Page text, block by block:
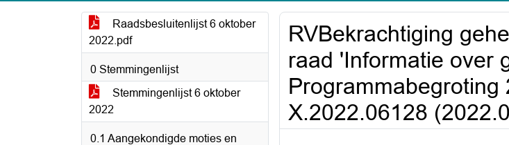
Raadsbesluitenlijst 6 oktober
2022.pdf
0 Stemmingenlijst
Stemmingenlijst 6 oktober
2022
0.1 Aangekondigde moties en
RVBekrachtiging
raad 'Informatie over
X.2022.06128